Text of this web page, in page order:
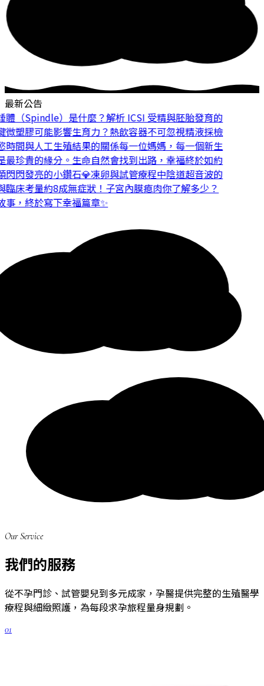
最新公告
（Spindle）是什麼？解析 ICSI 受精與胚胎發育的
塑膠可能影響生育力？熱飲容器不可忽視精液採檢
間與人工生殖結果的關係每一位媽媽，每一個新生
珍貴的緣分。 生命自然會找到出路，幸福終於如約
閃發亮的小鑽石💎凍卵與試管療程中陰道超音波的
床考量約8成無症狀！子宮內膜瘜肉你了解多少？
，終於寫下幸福篇章✨
Our Service
我們的服務
從不孕門診、試管嬰兒到多元成家，孕醫提供完整的生殖醫學
療程與細緻照護，為每段求孕旅程量身規劃。
01